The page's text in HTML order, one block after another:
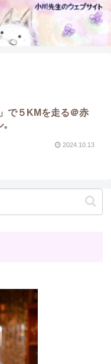
で５KMを走る＠赤
2024.10.13